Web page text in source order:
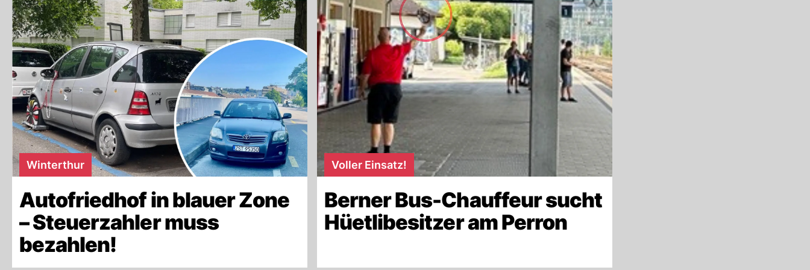
Winterthur
Autofriedhof in blauer Zone
– Steuerzahler muss
bezahlen!
Voller Einsatz!
Berner Bus-Chauffeur sucht
Hüetlibesitzer am Perron